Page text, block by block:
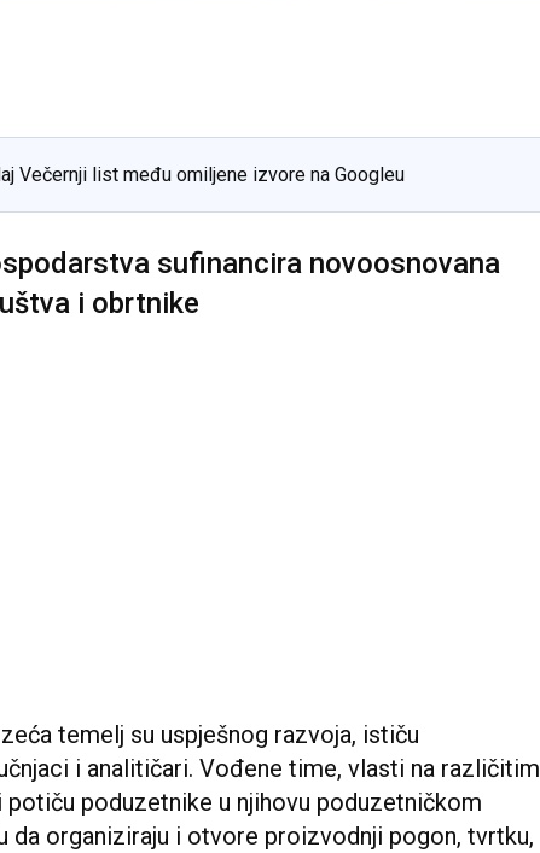
Večernji list među omiljene izvore na Googleu
sufinancira novoosnovana
i obrtnike
temelj su uspješnog razvoja, ističu
i analitičari. Vođene time, vlasti na različitim
potiču poduzetnike u njihovu poduzetničkom
da organiziraju i otvore proizvodnji pogon, tvrtku,